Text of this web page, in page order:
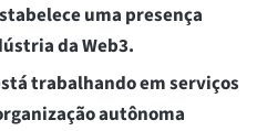
uma presença
da Web3.
trabalhando em serviços
autônoma